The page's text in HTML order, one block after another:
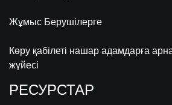
Жұмыс Берушілерге
Көру қабілеті нашар адамдарға
жүйесі
РЕСУРСТАР